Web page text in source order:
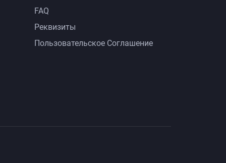
FAQ
Реквизиты
Пользовательское Соглашение